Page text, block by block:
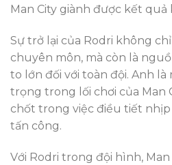
Man City giành được kết quả
Sự trở lại của Rodri không
chuyên môn, mà còn là
to lớn đối với toàn đội. Anh
trọng trong lối chơi của Man
chốt trong việc điều tiết
tấn công.
Với Rodri trong đội hình,